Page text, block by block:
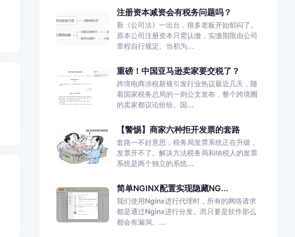
注册资本减资会有税务问题吗？
新《公司法》一出台，很多老板开始郁闷了。
原本公司注册资本只需认缴，实缴期限由公司
章程自行规定。当初为...
重磅！中国亚马逊卖家要交税了？
跨境电商涉税新规引发行业热议最近几天，随
着国家税务总局的一则公文发布，整个跨境圈
的卖家都议论纷纷。国...
【警惕】商家六种拒开发票的套路
套路一不好意思，税务局发票系统正在升级，
发票开不了。解决方法税务局和纳税人的发票
系统是两个独立的系统...
简单NGINX配置实现隐藏NG...
我们使用Nginx进行代理时，所有的网络请求
都是通过Nginx进行分发。而只要是软件那么
都会有漏洞。...